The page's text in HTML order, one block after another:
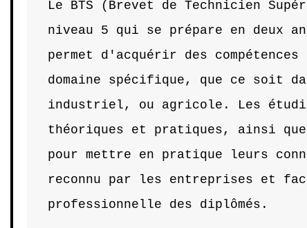
Le BTS (Brevet de Technicien
niveau 5 qui se prépare en deux
permet d'acquérir des
domaine spécifique, que ce soit
industriel, ou agricole. Les
théoriques et pratiques, ainsi
pour mettre en pratique leurs
reconnu par les entreprises et
professionnelle des diplômés.